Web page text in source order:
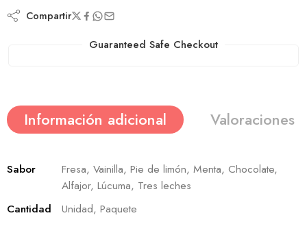
Compartir
Guaranteed Safe Checkout
Información adicional Valoraciones
Sabor
Fresa, Vainilla, Pie de limón, Menta, Chocolate,
Alfajor, Lúcuma, Tres leches
Cantidad
Unidad, Paquete